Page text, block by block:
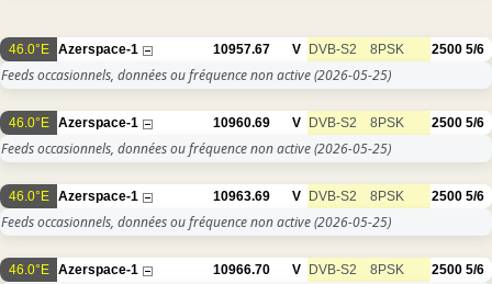
46.0°E Azerspace-1 10957.67 V DVB-S2 8PSK 2500 5/6
Feeds occasionnels, données ou fréquence non active(2026-05-25)
46.0°E Azerspace-1 10960.69 V DVB-S2 8PSK 2500 5/6
Feeds occasionnels, données ou fréquence non active(2026-05-25)
46.0°E Azerspace-1 10963.69 V DVB-S2 8PSK 2500 5/6
Feeds occasionnels, données ou fréquence non active(2026-05-25)
46.0°E Azerspace-1 10966.70 V DVB-S2 8PSK 2500 5/6